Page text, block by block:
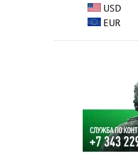
USD
EUR